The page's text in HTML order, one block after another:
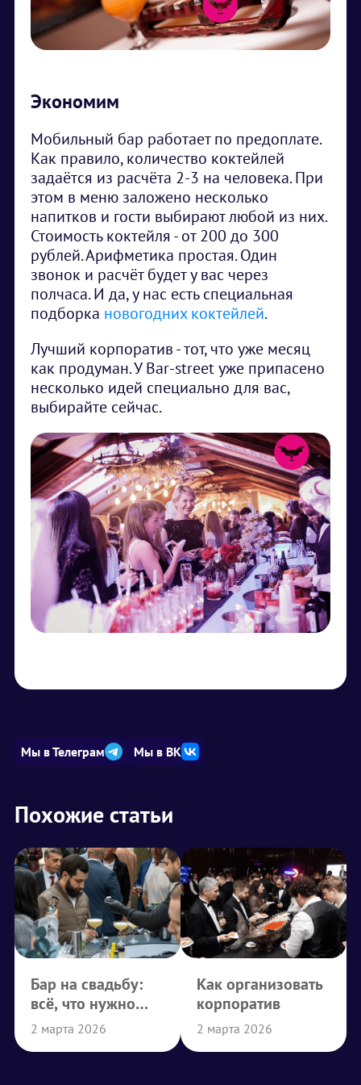
Экономим
Мобильный бар работает по предоплате.
Как правило, количество коктейлей
задаётся из расчёта 2-3 на человека. При
этом в меню заложено несколько
напитков и гости выбирают любой из них.
Стоимость коктейля - от 200 до 300
рублей. Арифметика простая. Один
звонок и расчёт будет у вас через
полчаса. И да, у нас есть специальная
подборка новогодних коктейлей.
Лучший корпоратив - тот, что уже месяц
как продуман. У Bar-street уже припасено
несколько идей специально для вас,
выбирайте сейчас.
Мы в Телеграм Мы в ВК
Похожие статьи
Бар на свадьбу:
всё, что нужно
знать
2 марта 2026
Как организовать
корпоратив
2 марта 2026